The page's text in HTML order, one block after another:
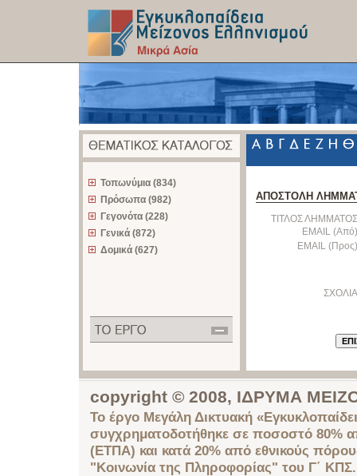
Τοπωνύμια (834)
Πρόσωπα (982)
Γεγονότα (228)
Γενικά (872)
Δομικά (627)
ΑΠΟΣΤΟΛΗ
ΤΙΤΛΟΣ
EMAIL
EMAIL
copyright © 2008, ΙΔΡΥΜΑ
Το έργο Μεγάλη Δικτυακή
συγχρηματοδοτήθηκε σε ποσοστό 80%
(ΕΤΠΑ) και κατά 20% από εθνικούς
"Κοινωνία της Πληροφορίας" του Γ΄ ΚΠΣ.